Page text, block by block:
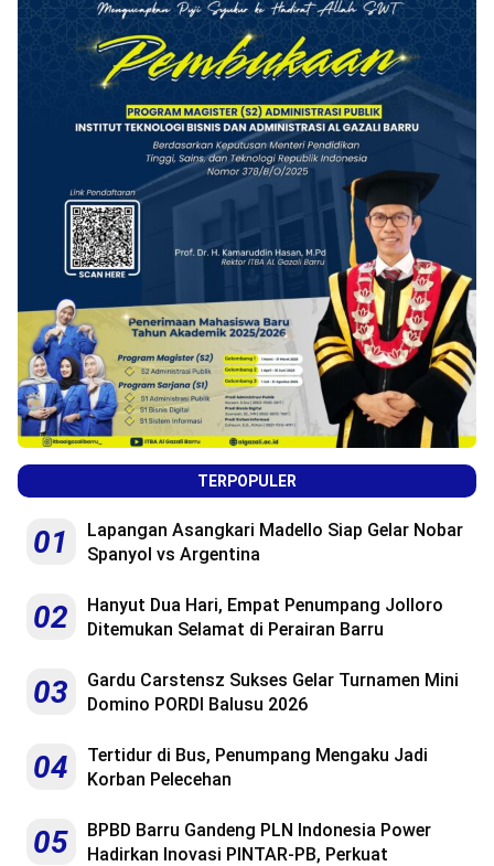
TERPOPULER
01
Lapangan Asangkari Madello Siap Gelar Nobar
Spanyol vs Argentina
02
Hanyut Dua Hari, Empat Penumpang Jolloro
Ditemukan Selamat di Perairan Barru
03
Gardu Carstensz Sukses Gelar Turnamen Mini
Domino PORDI Balusu 2026
04
Tertidur di Bus, Penumpang Mengaku Jadi
Korban Pelecehan
05
BPBD Barru Gandeng PLN Indonesia Power
Hadirkan Inovasi PINTAR-PB, Perkuat